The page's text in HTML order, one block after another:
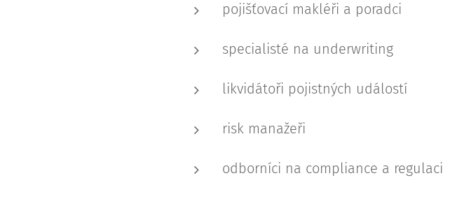
pojišťovací makléři a poradci
specialisté na underwriting
likvidátoři pojistných událostí
risk manažeři
odborníci na compliance a regulaci